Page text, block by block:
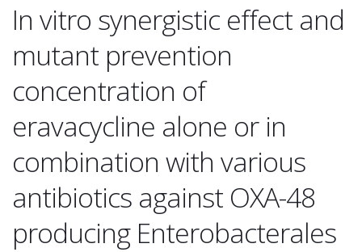
In vitro synergistic effect and
mutant prevention
concentration of
eravacycline alone or in
combination with various
antibiotics against OXA-48
producing Enterobacterales